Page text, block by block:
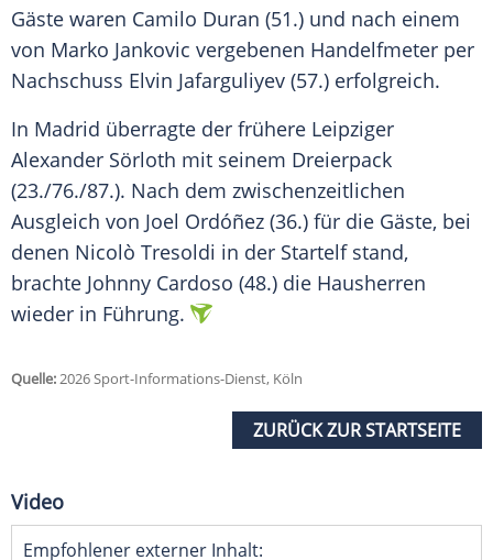
Gäste waren Camilo Duran (51.) und nach einem
von Marko Jankovic vergebenen Handelfmeter per
Nachschuss Elvin Jafarguliyev (57.) erfolgreich.
In Madrid überragte der frühere Leipziger
Alexander Sörloth mit seinem Dreierpack
(23./76./87.). Nach dem zwischenzeitlichen
Ausgleich von Joel Ordóñez (36.) für die Gäste, bei
denen Nicolò Tresoldi in der Startelf stand,
brachte Johnny Cardoso (48.) die Hausherren
wieder in Führung.
Quelle:2026 Sport-Informations-Dienst, Köln
ZURÜCK ZUR STARTSEITE
Video
Empfohlener externer Inhalt: